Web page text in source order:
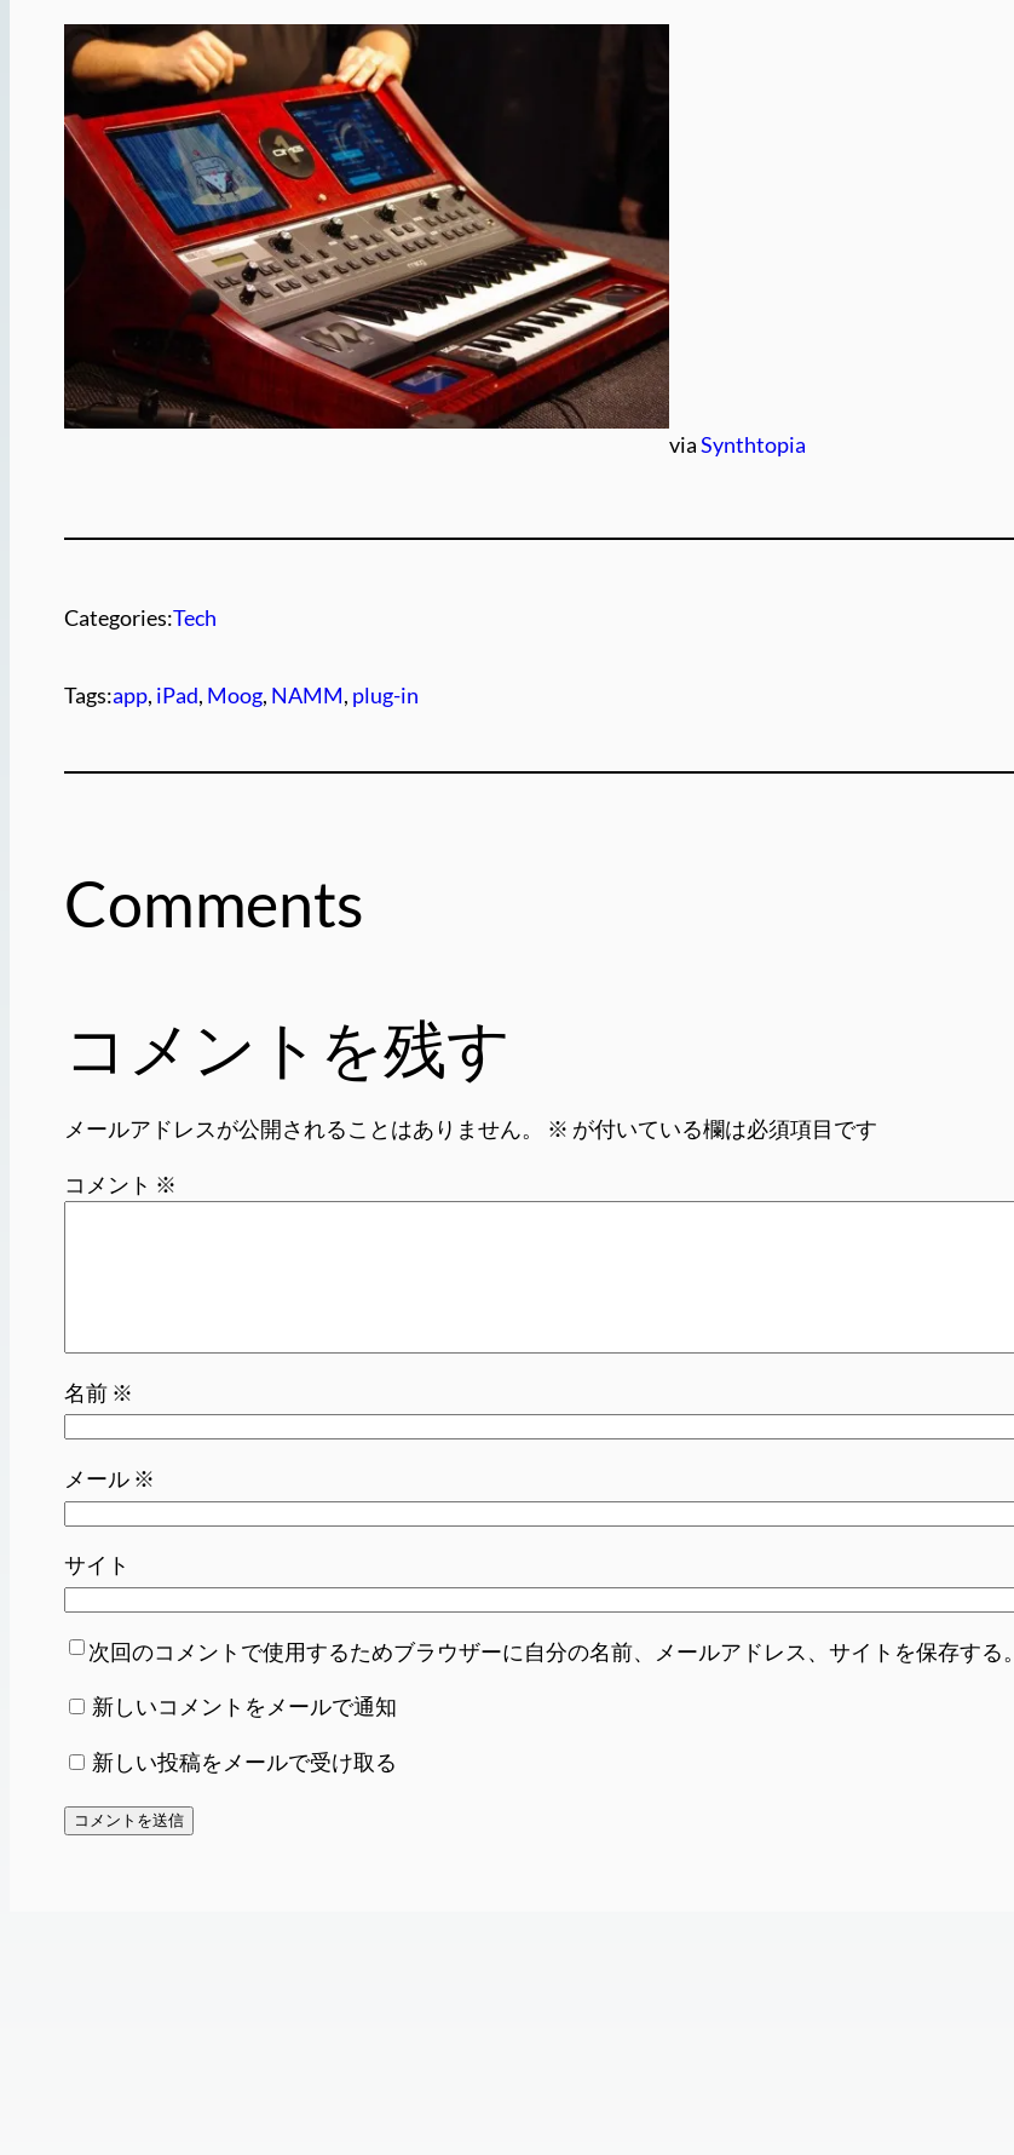
viaSynthtopia
Categories:Tech
Tags:app, iPad, Moog, NAMM, plug-in
Comments
コメントを残す
メールアドレスが公開されることはありません。 ※ が付いている欄は必須項目です
コメント ※
名前 ※
メール ※
サイト
次回のコメントで使用するためブラウザーに自分の名前、メールアドレス、サイトを保存する。
新しいコメントをメールで通知
新しい投稿をメールで受け取る